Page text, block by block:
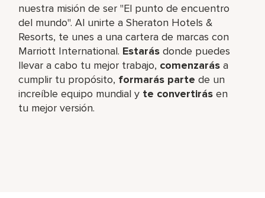
nuestra misión de ser "El punto de encuentro
del mundo". Al unirte a Sheraton Hotels &
Resorts, te unes a una cartera de marcas con
Marriott International. Estarás donde puedes
llevar a cabo tu mejor trabajo,​ comenzarás a
cumplir tu propósito, formarás parte de un
increíble​ equipo mundial y te convertirás en
tu mejor versión.